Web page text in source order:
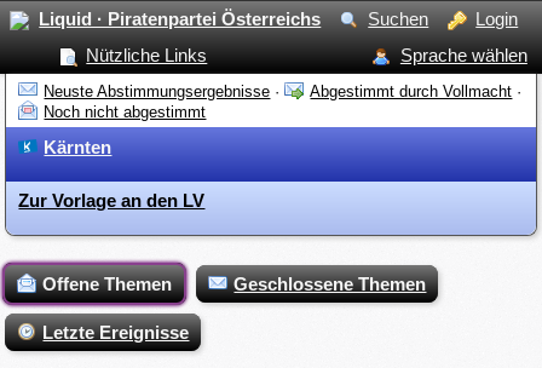
Liquid · Piratenpartei Österreichs Suchen
Login
Nützliche Links
Sprache wählen
Neuste Abstimmungsergebnisse · Abgestimmt durch Vollmacht ·
Noch nicht abgestimmt
Kärnten
Zur Vorlage an den LV
Offene Themen Geschlossene Themen
Letzte Ereignisse